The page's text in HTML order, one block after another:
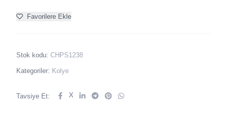
Favorilere Ekle
Stok kodu: CHPS1238
Kategoriler: Kolye
Tavsiye Et: X